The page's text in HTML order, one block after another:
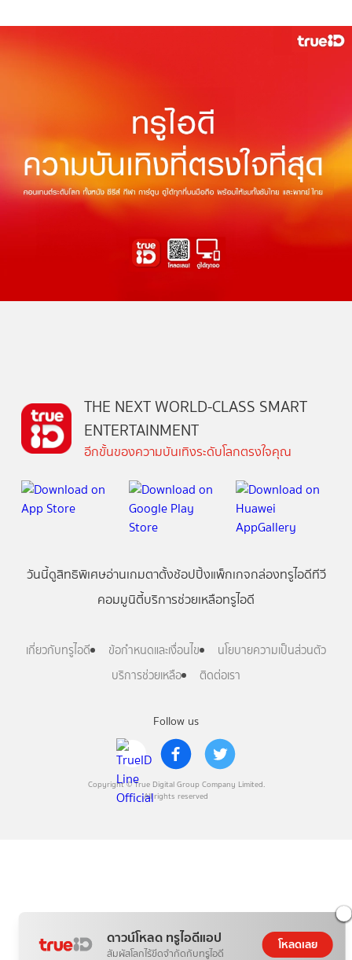
ดาวน์โหลด ทรูไอดีแอป
สัมผัสโลกไร้ขีดจำกัดกับทรูไอดี
โหลดเลย
Follow us
Copyright © True Digital Group Company Limited.
All rights reserved
THE NEXT WORLD-CLASS SMART
ENTERTAINMENT
อีกขั้นของความบันเทิงระดับโลกตรงใจคุณ
วันนี้ดูสิทธิพิเศษอ่านเกมตาตั้งช้อปปิ้งแพ็กเกจกล่องทรูไอดีทีวี
คอมมูนิตี้บริการช่วยเหลือทรูไอดี
เกี่ยวกับทรูไอดี ข้อกำหนดและเงื่อนไข
นโยบายความเป็นส่วนตัว
บริการช่วยเหลือ
ติดต่อเรา